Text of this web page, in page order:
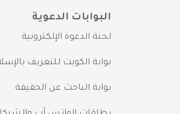
البوابات الدعوية
لجنة الدعوة الإلكترونية
بوابة الكويت للتعريف
بوابة الباحث عن الحقيقة